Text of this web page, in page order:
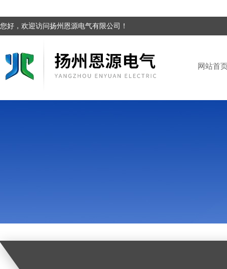
您好，欢迎访问扬州恩源电气有限公司！
网站首